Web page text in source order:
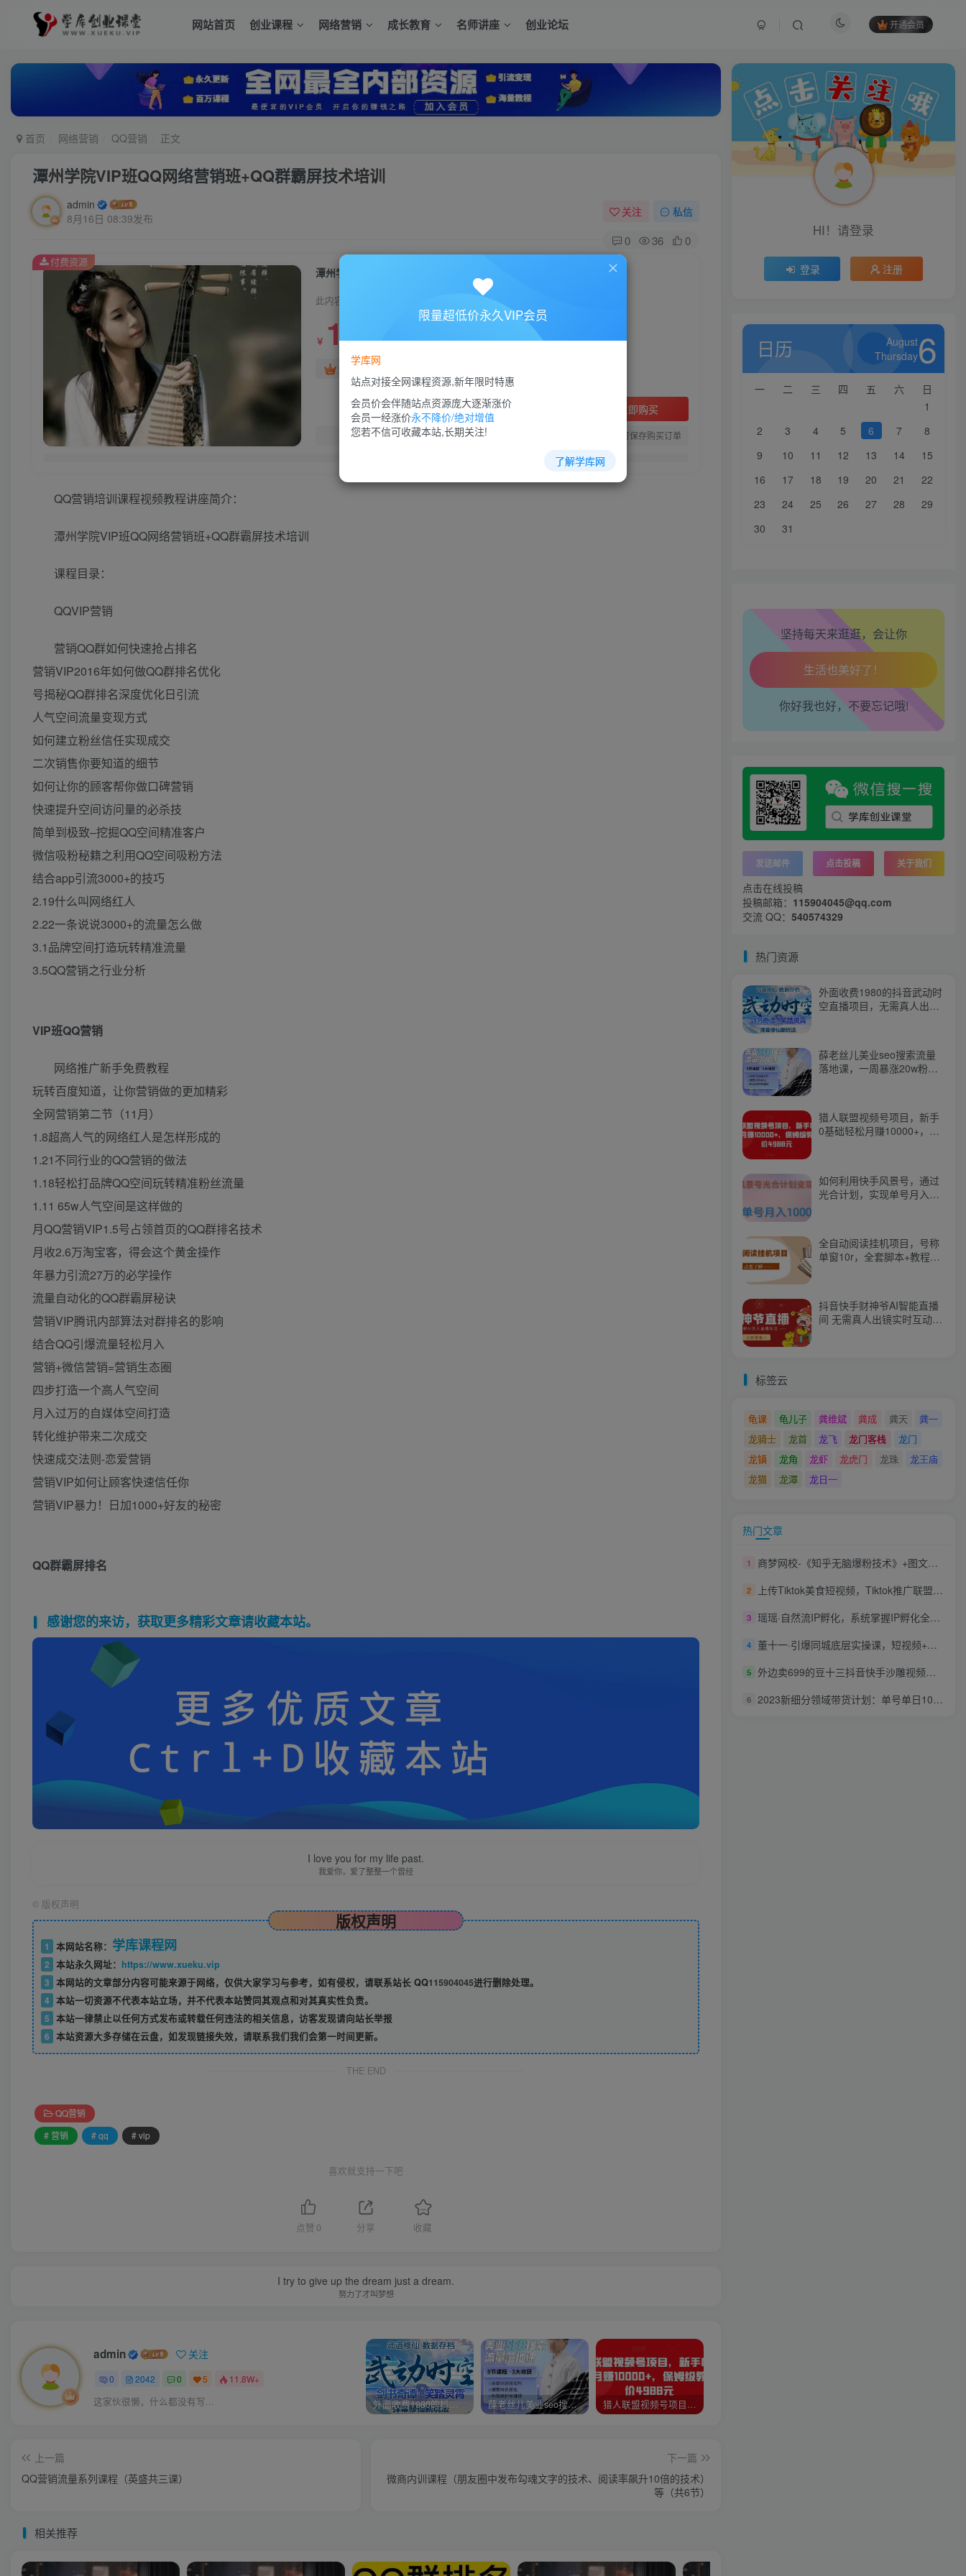
网站首页 创业课程 网络营销 成长教育 名师讲座 创业论坛 开通会员
首页 网络营销 QQ营销 正文
潭州学院VIP班QQ网络营销班+QQ群霸屏技术培训
admin
8月16日 08:39发布
关注 私信
0 36 0
潭州学院VIP班QQ网络营销班+QQ群霸屏技术培训
此内容为付费资源，请付费后查看
￥ 10￥88
超级会员免费
立即购买
您当前未登录！建议登陆后购买，可保存购买订单
付费资源
QQ营销培训课程视频教程讲座简介：
潭州学院VIP班QQ网络营销班+QQ群霸屏技术培训
课程目录：
QQVIP营销
营销QQ群如何快速抢占排名
营销VIP2016年如何做QQ群排名优化
号揭秘QQ群排名深度优化日引流
人气空间流量变现方式
如何建立粉丝信任实现成交
二次销售你要知道的细节
如何让你的顾客帮你做口碑营销
快速提升空间访问量的必杀技
简单到极致–挖掘QQ空间精准客户
微信吸粉秘籍之利用QQ空间吸粉方法
结合app引流3000+的技巧
2.19什么叫网络红人
2.22一条说说3000+的流量怎么做
3.1品牌空间打造玩转精准流量
3.5QQ营销之行业分析
VIP班QQ营销
网络推广新手免费教程
玩转百度知道，让你营销做的更加精彩
全网营销第二节（11月）
1.8超高人气的网络红人是怎样形成的
1.21不同行业的QQ营销的做法
1.18轻松打品牌QQ空间玩转精准粉丝流量
1.11 65w人气空间是这样做的
月QQ营销VIP1.5号占领首页的QQ群排名技术
月收2.6万淘宝客，得会这个黄金操作
年暴力引流27万的必学操作
流量自动化的QQ群霸屏秘诀
营销VIP腾讯内部算法对群排名的影响
结合QQ引爆流量轻松月入
营销+微信营销=营销生态圈
四步打造一个高人气空间
月入过万的自媒体空间打造
转化维护带来二次成交
快速成交法则-恋爱营销
营销VIP如何让顾客快速信任你
营销VIP暴力！日加1000+好友的秘密
QQ群霸屏排名
感谢您的来访，获取更多精彩文章请收藏本站。
I love you for my life past.
我爱你，爱了整整一个曾经
© 版权声明
版权声明
1 本网站名称： 学库课程网
2 本站永久网址： https://www.xueku.vip
3 本网站的文章部分内容可能来源于网络，仅供大家学习与参考，如有侵权，请联系站长 QQ115904045进行删除处理。
4 本站一切资源不代表本站立场，并不代表本站赞同其观点和对其真实性负责。
5 本站一律禁止以任何方式发布或转载任何违法的相关信息，访客发现请向站长举报
6 本站资源大多存储在云盘，如发现链接失效，请联系我们我们会第一时间更新。
THE END
QQ营销
# 营销
# qq # vip
喜欢就支持一下吧
点赞 0 分享 收藏
I try to give up the dream just a dream.
努力了才叫梦想
admin 关注
0 2042 0 5 11.8W+
这家伙很懒，什么都没有写... 外面收费1980的抖音武动时空直播项目，无需真人出镜，实时互动直播【软件+详细教程】 薛老丝儿美业seo搜索流量落地课，一周暴涨20w粉丝，全干货讲解 猎人联盟视频号项目，新手0基础轻松月赚10000+，保姆级教程原价4988元
上一篇
QQ营销流量系列课程（英盛共三课）
下一篇
微商内训课程（朋友圈中发布勾魂文字的技术、阅读率飙升10倍的技术）
等（共6节）
相关推荐
HI！请登录
登录 注册
日历
August
Thursday6
一 二 三 四 五 六
日
1
2
3 4 5 6 7
8
9
10 11 12 13 14
15
16
17 18 19 20 21
22
23
24 25 26 27 28
29
30
31
坚持每天来逛逛，会让你
生活也美好了！
腰也不酸了！
工作也轻松了！
你好我也好，不要忘记哦!
发送邮件 点击投稿 关于我们
点击在线投稿
投稿邮箱： 115904045@qq.com
交流 QQ： 540574329
热门资源
外面收费1980的抖音武动时
空直播项目，无需真人出
薛老丝儿美业seo搜索流量
落地课，一周暴涨20w粉
猎人联盟视频号项目，新手
0基础轻松月赚10000+，保
如何利用快手风景号，通过
光合计划，实现单号月入
全自动阅读挂机项目，号称
单窗10r，全套脚本+教程，
抖音快手财神爷AI智能直播
间 无需真人出镜实时互动
标签云
龟课 龟儿子 龚维斌 龚成 龚天
龚一
龙骑士
龙首 龙飞 龙门客栈
龙门
龙镇
龙角 龙虾 龙虎门 龙珠
龙王庙
龙猫
龙潭 龙日一
热门文章
1 商梦网校-《知乎无脑爆粉技术》+图文带货月入2W+的玩法送素材
2 上传Tiktok美食短视频，Tiktok推广联盟，每单26美元，日赚78美元
3 瑶瑶·自然流IP孵化，系统掌握IP孵化全流程，也能学到选题，剪辑，账号运营经验
4 董十一·引爆同城底层实操课，​短视频+模板+直播+矩阵+投放，一套可复制的同城短视频打法
5 外边卖699的豆十三抖音快手沙雕视频教学课程，快速爆粉，月入10万+（素材+插件+视频）
6 2023新细分领域带货计划：单号单日1000+收益不难，每人可操作3-5个账号
限量超低价永久VIP会员
学库网
站点对接全网课程资源,新年限时特惠
会员价会伴随站点资源庞大逐渐涨价
会员一经涨价永不降价/绝对增值
您若不信可收藏本站,长期关注!
了解学库网